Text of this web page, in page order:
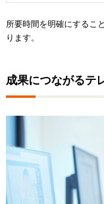
所要時間を明確にするこ
ります。
成果につながるテ